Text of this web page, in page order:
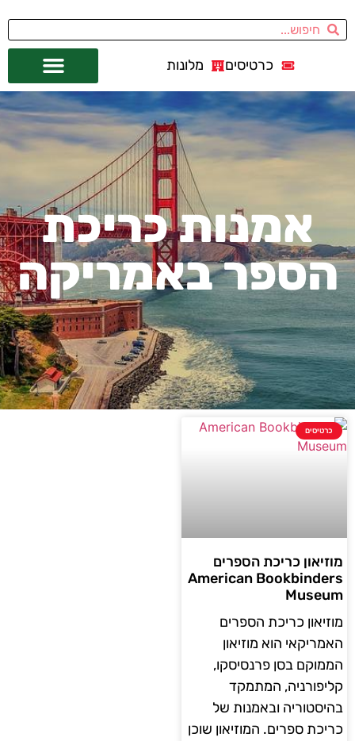
כרטיסים מלונות
אמנות כריכת
הספר באמריקה
כרטיסים
מוזיאון כריכת הספרים
American Bookbinders
Museum
מוזיאון כריכת הספרים
האמריקאי הוא מוזיאון
הממוקם בסן פרנסיסקו,
קליפורניה, המתמקד
בהיסטוריה ובאמנות של
כריכת ספרים. המוזיאון שוכן